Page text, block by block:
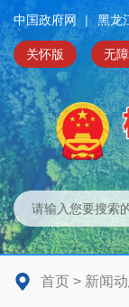
中国政府网 | 黑龙
关怀版 无
首页 > 新闻